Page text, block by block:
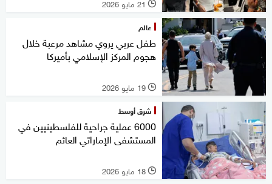
l 21 مايو 2026
عالم
طفل عربي يروي مشاهد مرعبة خلال
هجوم المركز الإسلامي بأميركا
l 19 مايو 2026
شرق أوسط
6000 عملية جراحية للفلسطينيين في
المستشفى الإماراتي العائم
l 18 مايو 2026